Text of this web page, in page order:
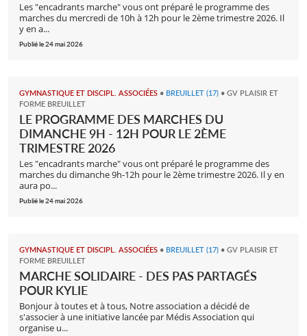
Les "encadrants marche" vous ont préparé le programme des
marches du mercredi de 10h à 12h pour le 2ème trimestre 2026. Il
y en a...
Publié le 24 mai 2026
GYMNASTIQUE ET DISCIPL. ASSOCIÉES • BREUILLET (17) • GV PLAISIR ET
FORME BREUILLET
LE PROGRAMME DES MARCHES DU
DIMANCHE 9H - 12H POUR LE 2ÈME
TRIMESTRE 2026
Les "encadrants marche" vous ont préparé le programme des
marches du dimanche 9h-12h pour le 2ème trimestre 2026. Il y en
aura po...
Publié le 24 mai 2026
GYMNASTIQUE ET DISCIPL. ASSOCIÉES • BREUILLET (17) • GV PLAISIR ET
FORME BREUILLET
MARCHE SOLIDAIRE - DES PAS PARTAGÉS
POUR KYLIE
Bonjour à toutes et à tous, Notre association a décidé de
s'associer à une initiative lancée par Médis Association qui
organise u...